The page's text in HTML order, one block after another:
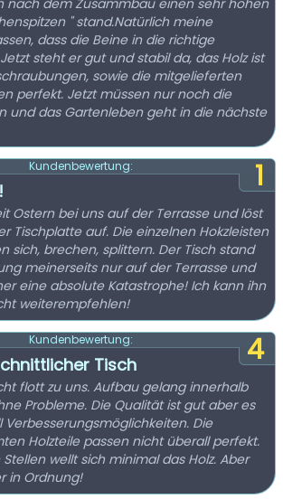
nach dem Zusammbau einen sehr hohen
" stand.Natürlich meine
dass die Beine in die richtige
steht er gut und stabil da, das Holz ist
sowie die mitgelieferten
perfekt. Jetzt müssen nur noch die
und das Gartenleben geht in die nächste
1
Kundenbewertung:
Ostern bei uns auf der Terrasse und löst
Tischplatte auf. Die einzelnen Hokzleisten
sich, brechen, splittern. Der Tisch stand
meinerseits nur auf der Terrasse und
eine absolute Katastrophe! Ich kann ihn
weiterempfehlen!
4
Kundenbewertung:
Tisch
flott zu uns. Aufbau gelang innerhalb
Probleme. Die Qualität ist gut aber es
Verbesserungsmöglichkeiten. Die
Holzteile passen nicht überall perfekt.
wellt sich minimal das Holz. Aber
in Ordnung!